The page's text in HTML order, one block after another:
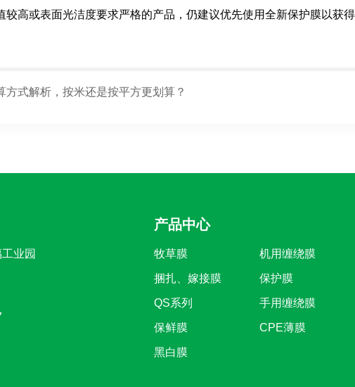
高或表面光洁度要求严格的产品，仍建议优先使用全新保护膜以获得
方式解析，按米还是按平方更划算？
业园
产品中心
牧草膜 机用缠绕膜
捆扎、嫁接膜 保护膜
QS系列 手用缠绕膜
保鲜膜 CPE薄膜
黑白膜